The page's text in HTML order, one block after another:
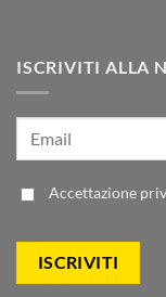
ISCRIVITI ALLA
Accettazione